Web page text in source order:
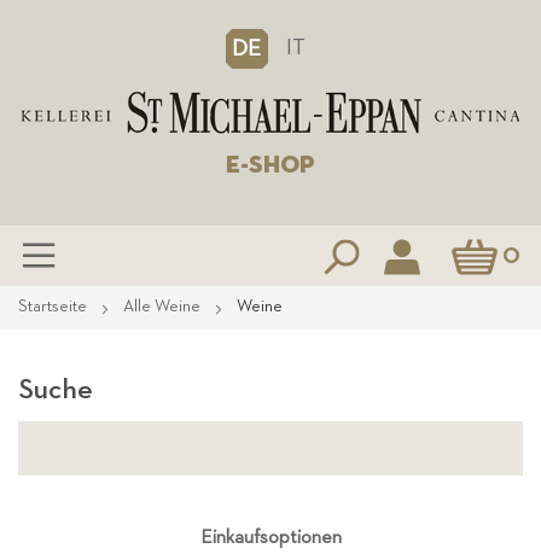
DE IT
E-SHOP
Mein 0
Zum
Startseite Alle Weine Weine
Suche
Einkaufsoptionen